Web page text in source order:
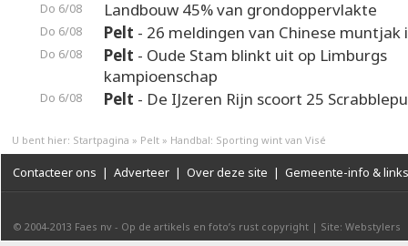
Do 6/08 Landbouw 45% van grondoppervlakte
Do 6/08 Pelt - 26 meldingen van Chinese muntjak
Do 6/08 Pelt - Oude Stam blinkt uit op Limburgs
kampioenschap
Do 6/08 Pelt - De IJzeren Rijn scoort 25
U bent hier: Startpagina » Pelt » Handbal: Sporting wint van Visé
Contacteer ons | Adverteer | Over deze site | Gemeente-info & links
© 2004-2013 Faes nv - Op de artikels en foto’s rust copyright | Site: Webstylers